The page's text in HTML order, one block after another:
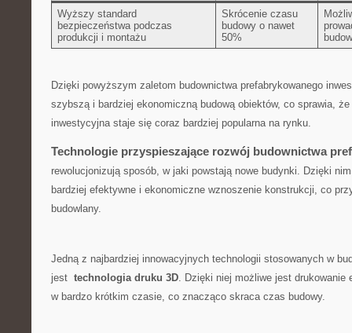
Wyższy standard
bezpieczeństwa⁣ podczas
produkcji i‍ montażu
Skrócenie czasu
budowy o nawet
50%
Dzięki powyższym zaletom budownictwa prefabrykowanego
szybszą i bardziej ekonomiczną budową obiektów, ⁢co sprawia,
⁤inwestycyjna staje się‍ coraz bardziej popularna ⁢na​ rynku.
Technologie przyspieszające ‌rozwój ‌budownictwa
rewolucjonizują ⁤sposób,⁢ w jaki powstają nowe budynki. Dzięki
‌bardziej ⁢efektywne‍ i ekonomiczne wznoszenie konstrukcji,​ co
budowlany.
Jedną z najbardziej⁤ innowacyjnych⁢ technologii stosowanych w
jest ⁤ technologia druku 3D. Dzięki niej możliwe jest drukowanie
w bardzo⁤ krótkim czasie, co znacząco skraca czas budowy.